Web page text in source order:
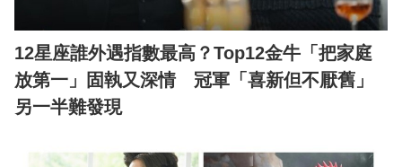
12星座誰外遇指數最高？Top12金牛「把家庭
放第一」固執又深情 冠軍「喜新但不厭舊」
另一半難發現